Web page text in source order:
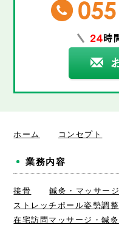
ホーム コンセプト
業務内容
接骨
鍼灸・マッサージ
ストレッチポール姿勢調整
在宅訪問マッサージ・鍼灸